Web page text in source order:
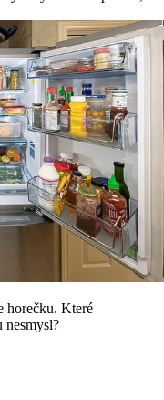
horečku. Které
nesmysl?